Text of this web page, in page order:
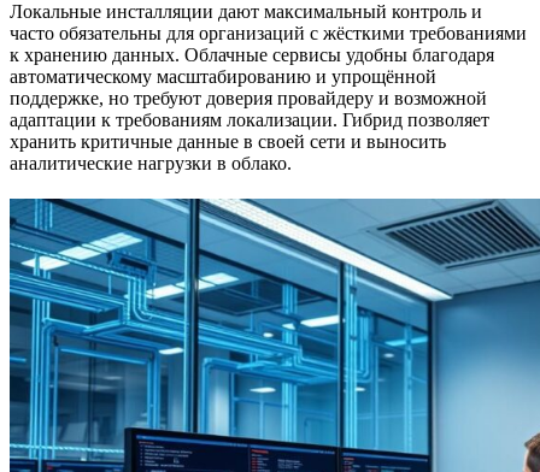
Локальные инсталляции дают максимальный контроль и
часто обязательны для организаций с жёсткими требованиями
к хранению данных. Облачные сервисы удобны благодаря
автоматическому масштабированию и упрощённой
поддержке, но требуют доверия провайдеру и возможной
адаптации к требованиям локализации. Гибрид позволяет
хранить критичные данные в своей сети и выносить
аналитические нагрузки в облако.